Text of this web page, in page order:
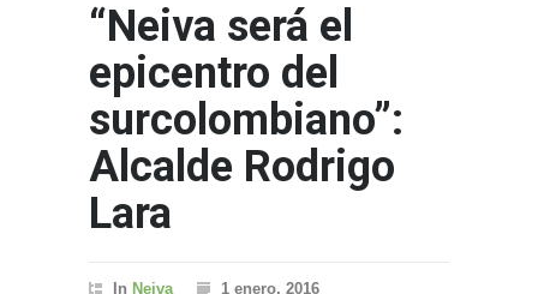
“Neiva será el
epicentro del
surcolombiano”:
Alcalde Rodrigo
Lara
In Neiva
1 enero, 2016